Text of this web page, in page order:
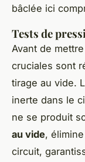
bâclée ici
Tests de
Avant de
cruciales sont
tirage au vide.
inerte dans le
ne se produit
au vide,
circuit,